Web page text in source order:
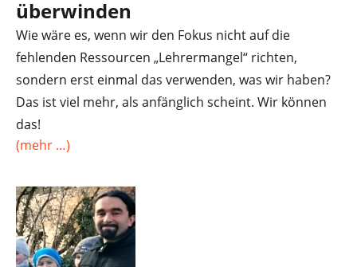
überwinden
Wie wäre es, wenn wir den Fokus nicht auf die
fehlenden Ressourcen „Lehrermangel“ richten,
sondern erst einmal das verwenden, was wir haben?
Das ist viel mehr, als anfänglich scheint. Wir können
das!
(mehr …)